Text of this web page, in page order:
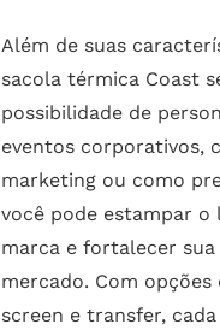
Além de suas
sacola térmica Coast
possibilidade de
eventos corporativos,
marketing ou como
você pode estampar o
marca e fortalecer sua
mercado. Com
screen e transfer,